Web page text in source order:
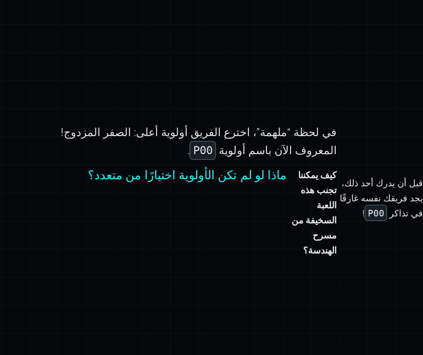
في لحظة “ملهمة”، اخترع الفريق أولوية أعلى: الصفر المزدوج!
المعروف الآن باسم أولوية P00
.
قبل أن يدرك أحد ذلك،
يجد فريقك نفسه غارقًا
في تذاكر
P00
!
كيف يمكننا
تجنب هذه
اللعبة
السخيفة من
مسرح
الهندسة؟
ماذا لو لم تكن الأولوية اختيارًا من متعدد؟